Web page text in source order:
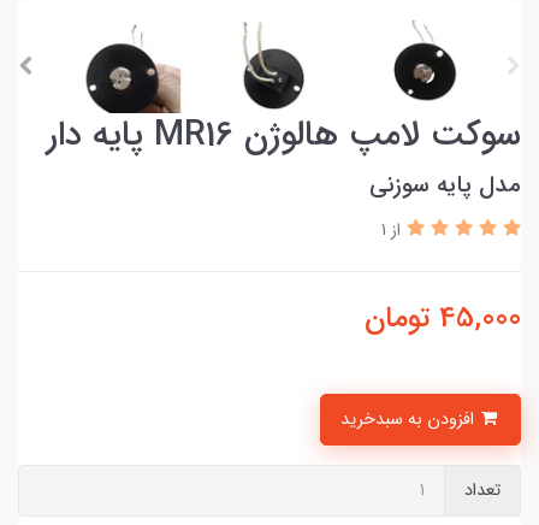
سوکت لامپ هالوژن MR16 پایه دار
مدل پایه سوزنی
از 1
45,000 تومان
تعداد